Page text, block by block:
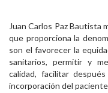
Juan Carlos Paz Bautista
que proporciona la
son el favorecer la
sanitarios, permitir y
calidad, facilitar
incorporación del